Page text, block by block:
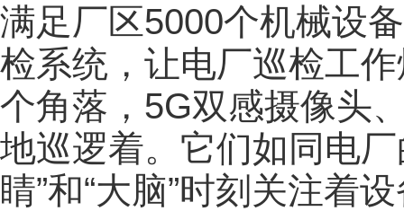
满足厂区5000个机械设
检系统，让电厂巡检工
个角落，5G双感摄像头
地巡逻着。它们如同电厂
睛”和“大脑”时刻关注着